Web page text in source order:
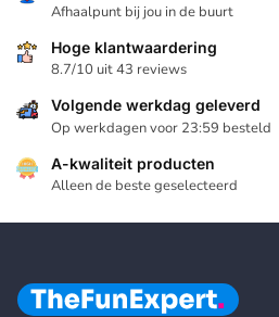
Afhaalpunt bij jou in de buurt
Hoge klantwaardering
8.7/10 uit 43 reviews
Volgende werkdag geleverd
Op werkdagen voor 23:59 besteld
A-kwaliteit producten
Alleen de beste geselecteerd